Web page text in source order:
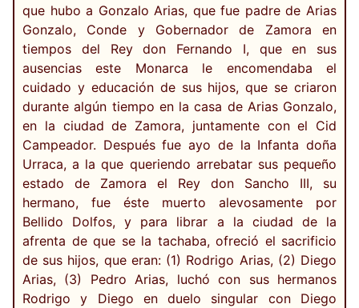
que hubo a Gonzalo Arias, que fue padre de Arias
Gonzalo, Conde y Gobernador de Zamora en
tiempos del Rey don Fernando I, que en sus
ausencias este Monarca le encomendaba el
cuidado y educación de sus hijos, que se criaron
durante algún tiempo en la casa de Arias Gonzalo,
en la ciudad de Zamora, juntamente con el Cid
Campeador. Después fue ayo de la Infanta doña
Urraca, a la que queriendo arrebatar sus pequeño
estado de Zamora el Rey don Sancho III, su
hermano, fue éste muerto alevosamente por
Bellido Dolfos, y para librar a la ciudad de la
afrenta de que se la tachaba, ofreció el sacrificio
de sus hijos, que eran: (1) Rodrigo Arias, (2) Diego
Arias, (3) Pedro Arias, luchó con sus hermanos
Rodrigo y Diego en duelo singular con Diego